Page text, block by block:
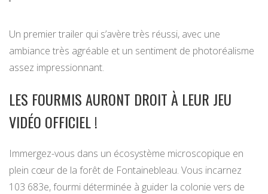
Un premier trailer qui s’avère très réussi, avec une
ambiance très agréable et un sentiment de photoréalisme
assez impressionnant.
LES FOURMIS AURONT DROIT À LEUR JEU
VIDÉO OFFICIEL !
Immergez-vous dans un écosystème microscopique en
plein cœur de la forêt de Fontainebleau. Vous incarnez
103 683e, fourmi déterminée à guider la colonie vers de